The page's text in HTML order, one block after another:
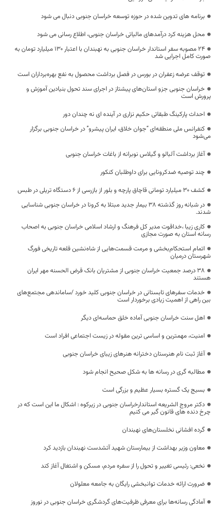
برنامه های تدوین شده در حوزه توسعه خراسان جنوبی دنبال می شود
محل هزینه کرد درآمدهای مالیاتی خراسان جنوبی، اطلاع رسانی می شود
۲۴ مصوبه سفر استاندار خراسان جنوبی به نهبندان با اعتبار ۱۳۰ میلیارد تومان به
صورت کامل اجرایی شد
توقف عرضه زعفران در بورس در فصل برداشت محصول به نفع بهره‌برداران است
خراسان جنوبی جزو استان‌های پیشتاز در اجرای سند تحول بنیادین آموزش و
پرورش است
احداث پارکینگ طبقاتی حکیم نزاری در آینده ای نه چندان دور
کنفرانس ملی منطقه‌ای “جوان خلاق، ایران پیشرو” در خراسان جنوبی برگزار
می‌شود
آغاز برداشت آلبالو و گیلاس نوبرانه از باغات خراسان جنوبی
چند توصیه ضدکرونایی برای داوطلبان کنکور
کشف ۳۰ میلیارد تومانی قاچاق پارچه و بلور از بازرسی از ۶ دستگاه تریلی در طبس
در شبانه روز گذشته ۳۸ بیمار جدید مبتلا به کرونا در خراسان جنوبی شناسایی
شدند.
کاری زیبا ،خداقوت مدیر کل فرهنگ و ارشاد اسلامی خراسان جنوبی به اصحاب
رسانه استان به صورت مجازی
اتمام استحکام‌بخشی و مرمت قسمت‌هایی از شاه‌نشین قلعه تاریخی فورگ
شهرستان درمیان
۳۸ درصد جمعیت خراسان جنوبی از مشتریان بانک قرض الحسنه مهر ایران
هستند
خدمات سفرهای تابستانی در خراسان جنوبی کلید خورد /ساماندهی مجتمع‌های
بین راهی از اهمیت زیادی برخوردار است
اهل سنت خراسان جنوبی آماده خلق حماسه‌ای دیگر
امنیت، مهمترین و اساسی ترین مقوله در زیست اجتماعی افراد است
آغاز ثبت نام هنرستان دخترانه هنرهای زیبای خراسان جنوبی
مطالبه گری در رسانه ها به شکل صحیح انجام شود
بسیج یک گستره بسیار عظیم و بزرگی است
دکتر مروج الشریعه استاندارخراسان جنوبی در زیرکوه : اشکال ما این است که در
چرخ دنده های قانون گیر می کنیم
گرده افشانی نخلستان‌های نهبندان
معاون وزیر بهداشت از بیمارستان شهید آتشدست نهبندان بازدید کرد
نخعی: رئیسی تغییر و تحول را از سفره مردم، مسکن و اشتغال آغاز کند
ضرورت ارائه خدمات توانبخشی رایگان به جامعه معلولان
آمادگی رسانه‌ها برای معرفی ظرفیت‌های گردشگری خراسان جنوبی در نوروز